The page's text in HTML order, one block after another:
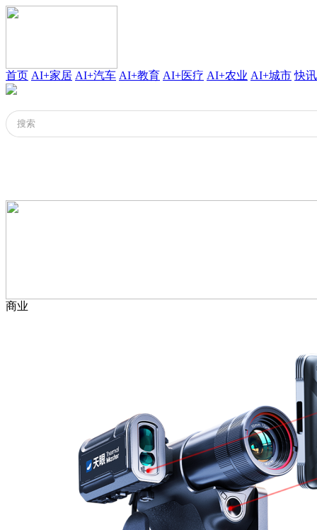
首页 AI+家居 AI+汽车 AI+教育 AI+医疗 AI+农业 AI+城市 快讯
商业